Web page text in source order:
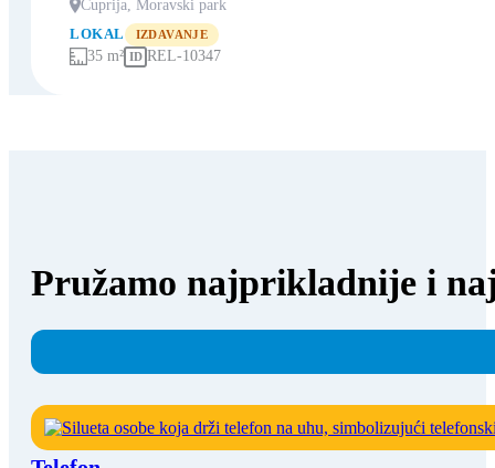
Ćuprija, Moravski park
LOKAL
IZDAVANJE
35 m² ID REL-10347
Pružamo najprikladnije i